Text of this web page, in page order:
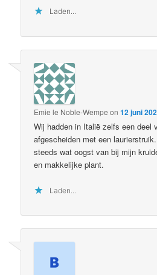
Laden...
Emie le Noble-Wempe on12 juni
Wij hadden in Italië zelfs een deel
afgescheiden met een
steeds wat oogst van bij mijn
en makkelijke plant.
Laden...